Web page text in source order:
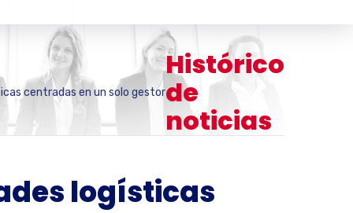
Histórico
de
noticias
centradas en un solo gestor
logísticas